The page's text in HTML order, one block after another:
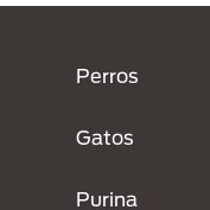
Perros
Gatos
Purina